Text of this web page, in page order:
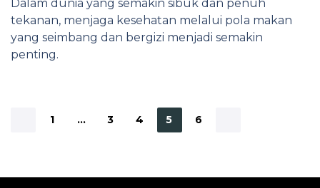
Dalam dunia yang semakin sibuk dan penuh
tekanan, menjaga kesehatan melalui pola makan
yang seimbang dan bergizi menjadi semakin
penting.
1 … 3 4 5 6